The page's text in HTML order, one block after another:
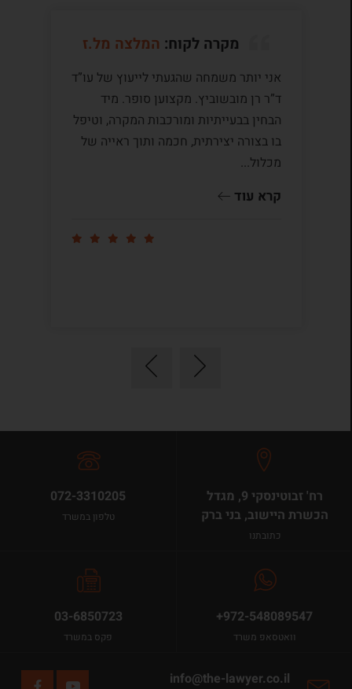
מקרה לקוח: המלצה מל.ז
אני יותר משמחה שהגעתי לייעוץ של עו”ד
ד”ר רן מובשוביץ. מקצוען סופר. מיד
הבחין בבעייתיות ומורכבות המקרה, וטיפל
בו בצורה יצירתית, חכמה ותוך ראייה של
מכלול...
קרא עוד
רח' זבוטינסקי 9, מגדל
הכשרת היישוב, בני ברק
כתובתנו
072-3310205
טלפון במשרד
+972-548089547
וואטסאפ משרד
03-6850723
פקס במשרד
info@the-lawyer.co.il